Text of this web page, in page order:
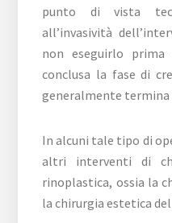
punto di vista
all’invasività
non eseguirlo
conclusa la fase di
generalmente termina
In alcuni tale tipo di
altri interventi di
rinoplastica, ossia la
la chirurgia estetica